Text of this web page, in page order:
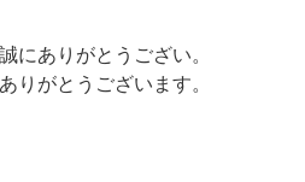
にありがとうござい。
りがとうございます。
お客様に喜んでいただいております。